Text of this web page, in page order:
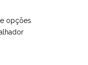
opções